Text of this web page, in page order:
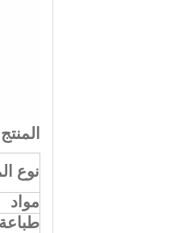
المنتج
نوع
مواد
طباعة